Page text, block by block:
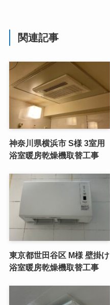
関連記事
神奈川県横浜市 S様 3室用
浴室暖房乾燥機取替工事
東京都世田谷区 M様 壁掛け
浴室暖房乾燥機取替工事